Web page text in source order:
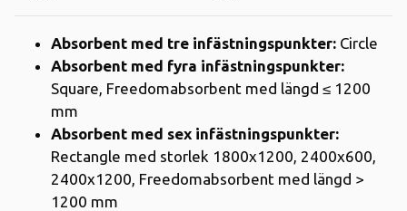
Absorbent med tre infästningspunkter: Circle
Absorbent med fyra infästningspunkter:
Square, Freedomabsorbent med längd ≤ 1200
mm
Absorbent med sex infästningspunkter:
Rectangle med storlek 1800x1200, 2400x600,
2400x1200, Freedomabsorbent med längd >
1200 mm